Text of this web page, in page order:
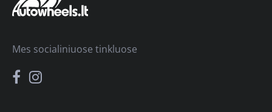
Mes socialiniuose tinkluose